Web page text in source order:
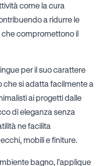
come la cura
a ridurre le
compromettono il
per il suo carattere
che si adatta facilmente a
ai progetti dalle
di eleganza senza
ne facilita
mobili e finiture.
bagno, l’applique